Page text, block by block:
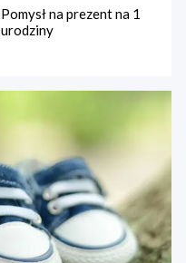
Pomysł na prezent na 1
urodziny